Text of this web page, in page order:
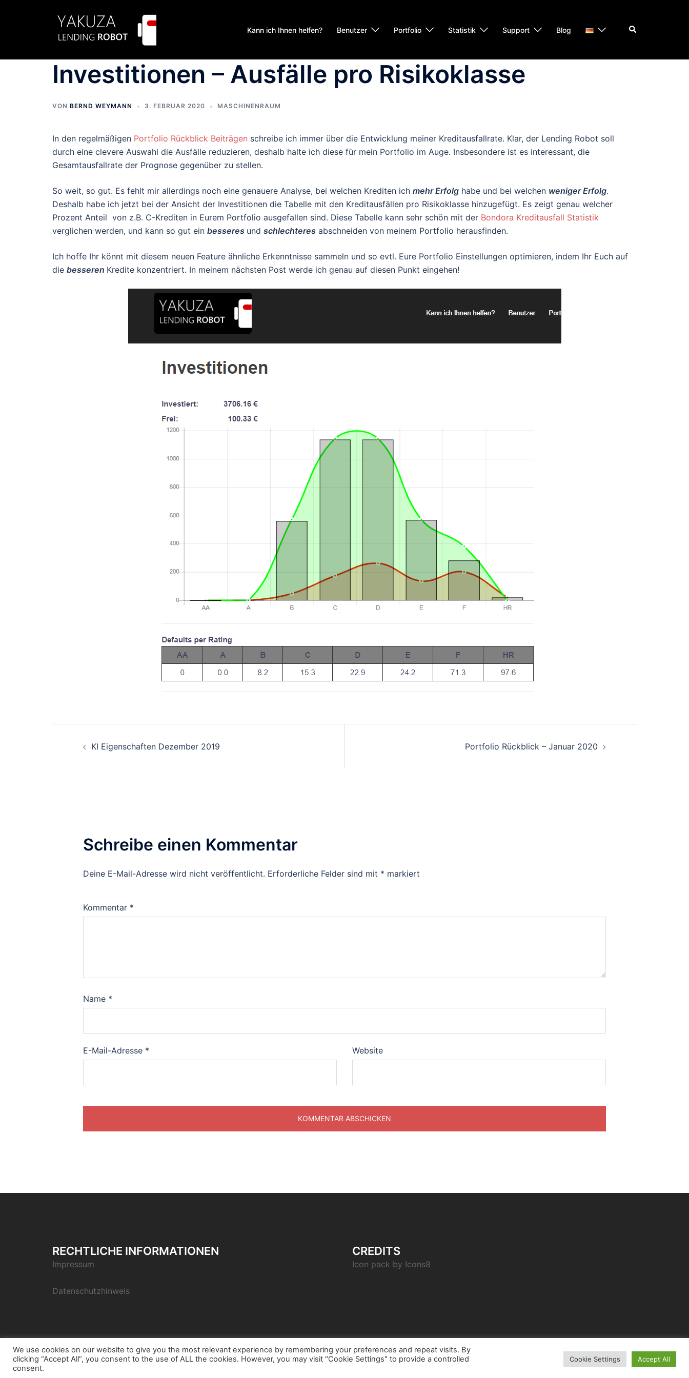
Kann ich Ihnen helfen? Benutzer Portfolio Statistik Support Blog Suche
Investitionen – Ausfälle pro Risikoklasse
VON BERND WEYMANN 3. FEBRUAR 2020 MASCHINENRAUM
In den regelmäßigen Portfolio Rückblick Beiträgen schreibe ich immer über die Entwicklung meiner Kreditausfallrate. Klar, der Lending Robot soll
durch eine clevere Auswahl die Ausfälle reduzieren, deshalb halte ich diese für mein Portfolio im Auge. Insbesondere ist es interessant, die
Gesamtausfallrate der Prognose gegenüber zu stellen.
So weit, so gut. Es fehlt mir allerdings noch eine genauere Analyse, bei welchen Krediten ich mehr Erfolg habe und bei welchen weniger Erfolg.
Deshalb habe ich jetzt bei der Ansicht der Investitionen die Tabelle mit den Kreditausfällen pro Risikoklasse hinzugefügt. Es zeigt genau welcher
Prozent Anteil von z.B. C-Krediten in Eurem Portfolio ausgefallen sind. Diese Tabelle kann sehr schön mit der Bondora Kreditausfall Statistik
verglichen werden, und kann so gut ein besseres und schlechteres abschneiden von meinem Portfolio herausfinden.
Ich hoffe Ihr könnt mit diesem neuen Feature ähnliche Erkenntnisse sammeln und so evtl. Eure Portfolio Einstellungen optimieren, indem Ihr Euch auf
die besseren Kredite konzentriert. In meinem nächsten Post werde ich genau auf diesen Punkt eingehen!
Beitragsnavigation
KI Eigenschaften Dezember 2019 Portfolio Rückblick – Januar 2020
Schreibe einen Kommentar
Deine E-Mail-Adresse wird nicht veröffentlicht. Erforderliche Felder sind mit * markiert
Kommentar *
Name *
E-Mail-Adresse * Website
RECHTLICHE INFORMATIONEN
Impressum
Datenschutzhinweis
CREDITS
Icon pack by Icons8
© 2026 Bondora Robo Advisor. Stolz präsentiert vonSydney
We use cookies on our website to give you the most relevant experience by remembering your preferences and repeat visits. By
clicking “Accept All”, you consent to the use of ALL the cookies. However, you may visit "Cookie Settings" to provide a controlled
consent.
Cookie Settings Accept All